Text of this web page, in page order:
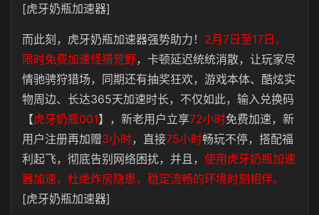
[虎牙奶瓶加速器]
而此刻，虎牙奶瓶加速器强势助力！ 2月7日至17日，
限时免费加速怪猎荒野，卡顿延迟统统消散，让玩家尽
情驰骋狩猎场，同期还有抽奖狂欢，游戏本体、酷炫实
物周边、长达365天加速时长，不仅如此，输入兑换码
【虎牙奶瓶001】，新老用户立享72小时免费加速，新
用户注册再加赠3小时，直接75小时畅玩不停，搭配福
利起飞，彻底告别网络困扰，并且， 使用虎牙奶瓶加速
器加速，杜绝炸房隐患，稳定流畅的环境时刻相伴。
[虎牙奶瓶加速器]